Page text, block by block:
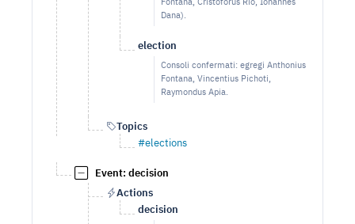
Fontana, Cristoforus Rio, Iohannes
Dana).
election
Consoli confermati: egregi Anthonius
Fontana, Vincentius Pichoti,
Raymondus Apia.
Topics
#elections
Event: decision
Actions
decision